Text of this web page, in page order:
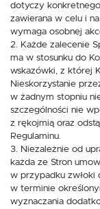
dotyczy
zawierana w celu i
wymaga osobnej
2. Każde zalecenie
ma w stosunku do
wskazówki, z której
Nieskorzystanie
w żadnym stopniu
szczególności nie
z rękojmią oraz
Regulaminu.
3. Niezależnie od
każda ze Stron
w przypadku zwłoki
w terminie
wyznaczania